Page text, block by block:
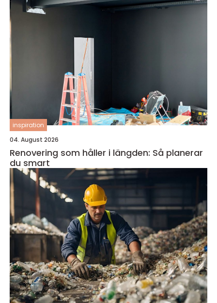
inspiration
04. August 2026
Renovering som håller i längden: Så planerar
du smart